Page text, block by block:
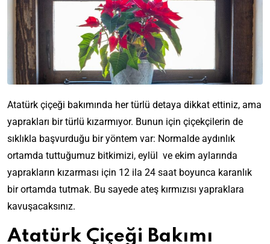
Atatürk çiçeği bakımında her türlü detaya dikkat ettiniz, ama
yaprakları bir türlü kızarmıyor. Bunun için çiçekçilerin de
sıklıkla başvurduğu bir yöntem var: Normalde aydınlık
ortamda tuttuğumuz bitkimizi, eylül ve ekim aylarında
yaprakların kızarması için 12 ila 24 saat boyunca karanlık
bir ortamda tutmak. Bu sayede ateş kırmızısı yapraklara
kavuşacaksınız.
Atatürk Çiçeği Bakımı